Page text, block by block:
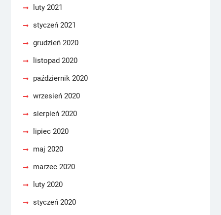
luty 2021
styczeń 2021
grudzień 2020
listopad 2020
październik 2020
wrzesień 2020
sierpień 2020
lipiec 2020
maj 2020
marzec 2020
luty 2020
styczeń 2020